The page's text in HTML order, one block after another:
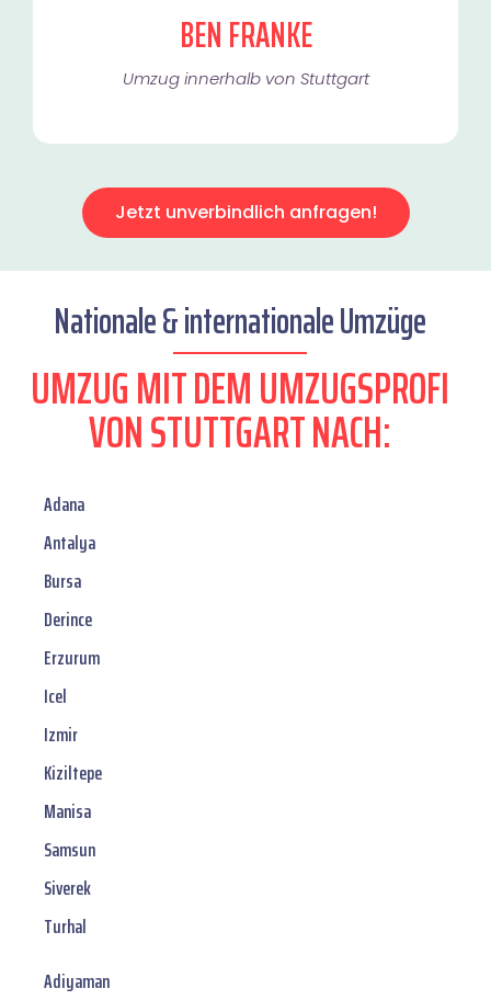
BEN FRANKE
Umzug innerhalb von Stuttgart​
Jetzt unverbindlich anfragen!
Nationale & internationale Umzüge
UMZUG MIT DEM UMZUGSPROFI
VON STUTTGART NACH:
Adana
Antalya
Bursa
Derince
Erzurum
Icel
Izmir
Kiziltepe
Manisa
Samsun
Siverek
Turhal
Adiyaman